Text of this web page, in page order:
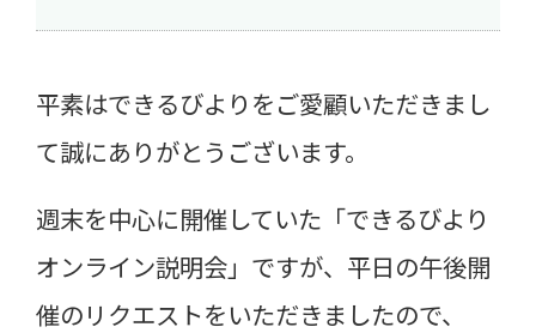
平素はできるびよりをご愛顧いただきまし
て誠にありがとうございます。
週末を中心に開催していた「できるびより
オンライン説明会」ですが、平日の午後開
催のリクエストをいただきましたので、